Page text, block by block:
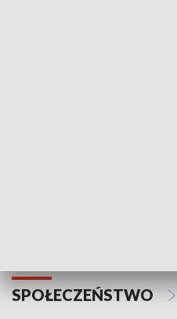
SPOŁECZEŃSTWO